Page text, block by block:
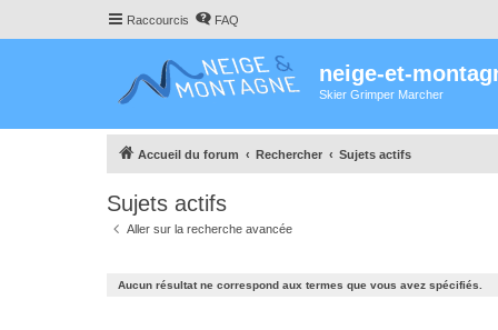
Raccourcis FAQ
neige-et-
Skier Grimper Marcher
Accueil du forum Rechercher Sujets actifs
Sujets actifs
Aller sur la recherche avancée
Aucun résultat ne correspond aux termes que vous avez spécifiés.